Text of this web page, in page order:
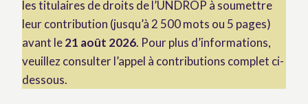
les titulaires de droits de l’UNDROP à soumettre
leur contribution (jusqu’à 2 500 mots ou 5 pages)
avant le21 août 2026. Pour plus d’informations,
veuillez consulter l’appel à contributions complet ci-
dessous.